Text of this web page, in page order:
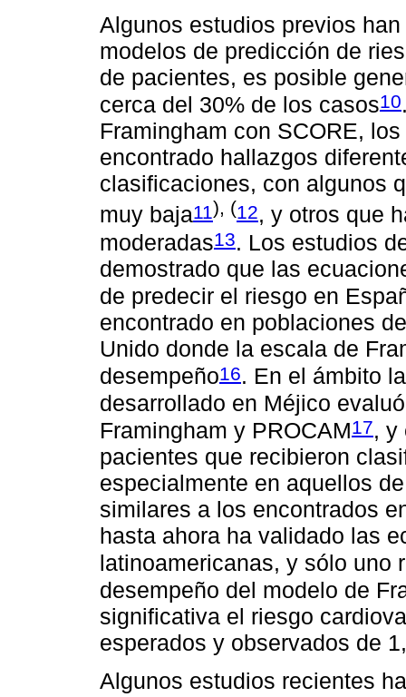
Algunos estudios previos
modelos de predicción de
de pacientes, es posible
cerca del 30% de los casos10
Framingham con SCORE,
encontrado hallazgos
clasificaciones, con algunos
muy baja11), (12, y otros que
moderadas13. Los estudios
demostrado que las
de predecir el riesgo en
encontrado en poblaciones
Unido donde la escala de
desempeño16. En el ámbito
desarrollado en Méjico
Framingham y PROCAM17, y
pacientes que recibieron
especialmente en aquellos
similares a los encontrados
hasta ahora ha validado las
latinoamericanas, y sólo uno
desempeño del modelo de
significativa el riesgo
esperados y observados de
Algunos estudios recientes